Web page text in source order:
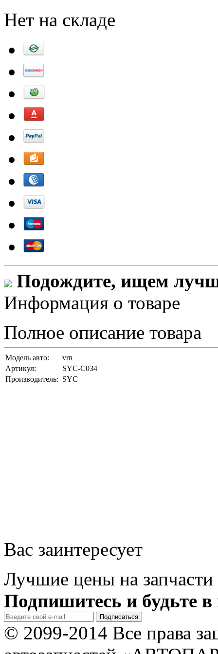
Нет на складе
Подождите, ищем
Информация о товаре
Полное описание товара
Модель авто:
vrn
Артикул:
SYC-C034
Производитель: SYC
Вас заинтересует
Лучшие цены на запчасти
Подпишитесь и будьте в
© 2099-2014 Все права